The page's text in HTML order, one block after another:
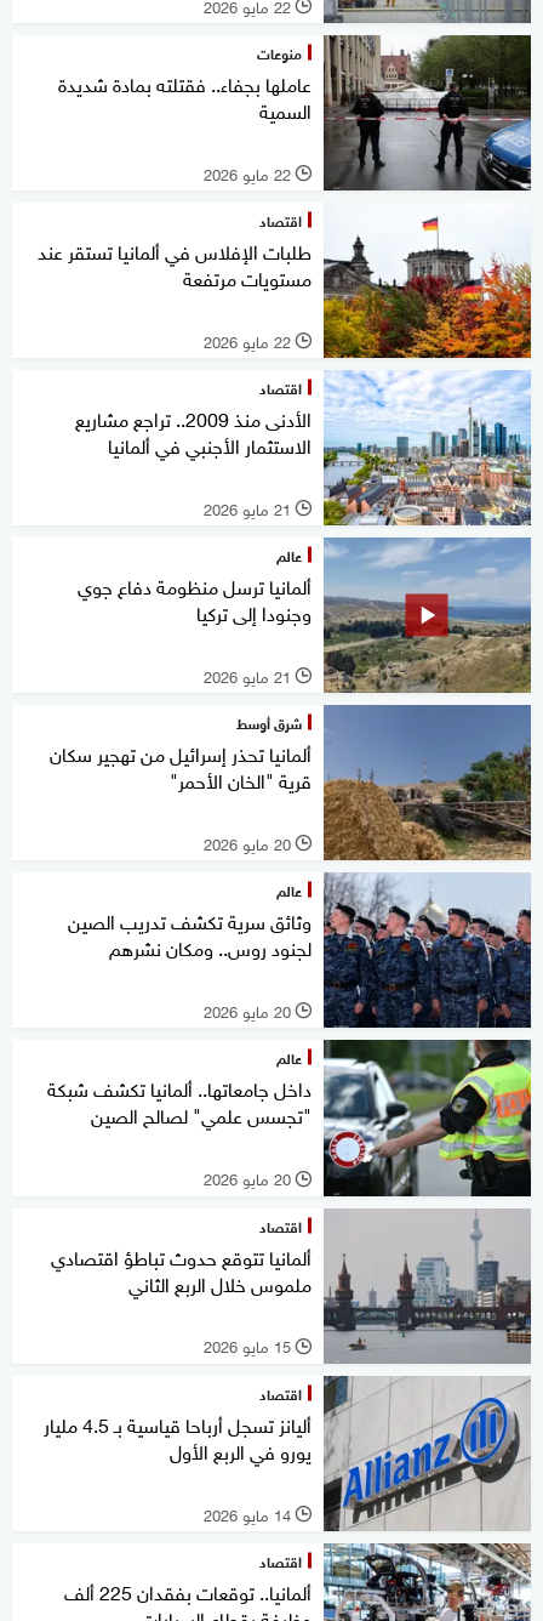
l
منوعات
عاملها بجفاء.. فقتلته بمادة شديدة
السمية
l 22 مايو 2026
اقتصاد
طلبات الإفلاس في ألمانيا تستقر عند
مستويات مرتفعة
l 22 مايو 2026
اقتصاد
الأدنى منذ 2009.. تراجع مشاريع
الاستثمار الأجنبي في ألمانيا
l 21 مايو 2026
عالم
ألمانيا ترسل منظومة دفاع جوي
وجنودا إلى تركيا
l 21 مايو 2026
شرق أوسط
ألمانيا تحذر إسرائيل من تهجير سكان
قرية "الخان الأحمر"
l 20 مايو 2026
عالم
وثائق سرية تكشف تدريب الصين
لجنود روس.. ومكان نشرهم
l 20 مايو 2026
عالم
داخل جامعاتها.. ألمانيا تكشف شبكة
"تجسس علمي" لصالح الصين
l 20 مايو 2026
اقتصاد
ألمانيا تتوقع حدوث تباطؤ اقتصادي
ملموس خلال الربع الثاني
l 15 مايو 2026
اقتصاد
أليانز تسجل أرباحا قياسية بـ 4.5 مليار
يورو في الربع الأول
l 14 مايو 2026
اقتصاد
ألمانيا.. توقعات بفقدان 225 ألف